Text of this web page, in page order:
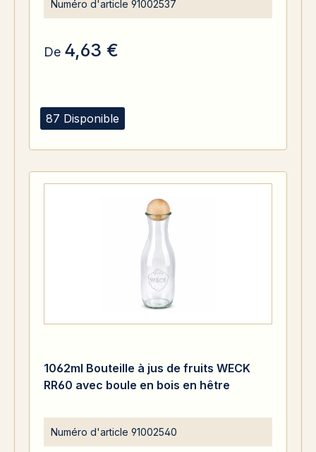
87 Disponible
Numéro d'article 91002537
De 4,63 €
1062ml Bouteille à jus de fruits WECK
RR60 avec boule en bois en hêtre
Numéro d'article 91002540